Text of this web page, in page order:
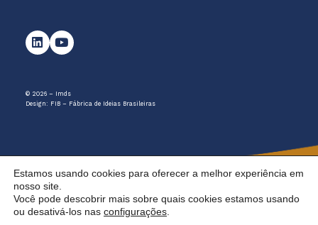
© 2026 – Imds
Design: FIB – Fábrica de Ideias Brasileiras
Estamos usando cookies para oferecer a melhor experiência em
nosso site.
Você pode descobrir mais sobre quais cookies estamos usando
ou desativá-los nas configurações